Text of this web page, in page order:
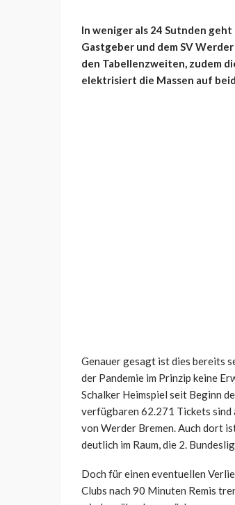
In weniger als 24 Sutnden geht
Gastgeber und dem SV
den Tabellenzweiten, zudem
elektrisiert die Massen auf
Genauer gesagt ist dies bereits
der Pandemie im Prinzip keine
Schalker Heimspiel seit Beginn
verfügbaren 62.271 Tickets sind
von Werder Bremen. Auch dort
deutlich im Raum, die 2.
Doch für einen eventuellen
Clubs nach 90 Minuten Remis